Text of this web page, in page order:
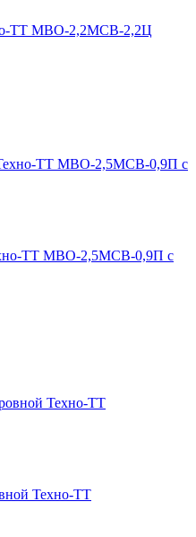
ТТ МВО-2,2МСВ-2,2Ц
ТТ МВО-2,5МСВ-0,9П с
Техно-ТТ